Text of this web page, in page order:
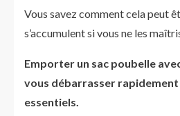
Vous savez comment cela peut
s’accumulent si vous ne les
Emporter un sac poubelle
vous débarrasser
essentiels.